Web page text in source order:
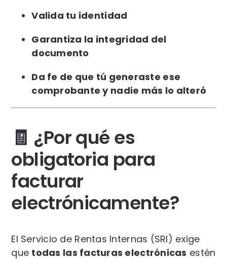
Valida tu identidad
Garantiza la integridad del
documento
Da fe de que tú generaste ese
comprobante y nadie más lo alteró
🧾 ¿Por qué es
obligatoria para
facturar
electrónicamente?
El Servicio de Rentas Internas (SRI) exige
que todas las facturas electrónicas estén